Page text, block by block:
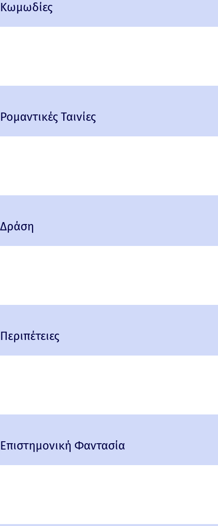
Κωμωδίες
Ρομαντικές Ταινίες
Δράση
Περιπέτειες
Επιστημονική Φαντασία